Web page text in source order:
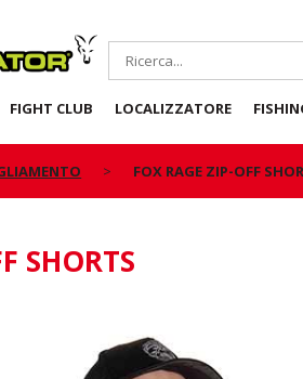
FIGHT CLUB LOCALIZZATORE
FOX RAGE ZIP-OFF
SHORTS